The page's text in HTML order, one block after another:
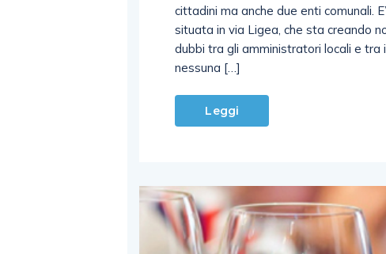
cittadini ma anche due enti comunali.
situata in via Ligea, che sta creando
dubbi tra gli amministratori locali e tra
nessuna […]
Leggi